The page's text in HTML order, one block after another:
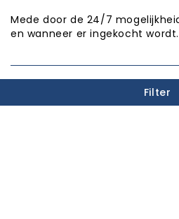
Mede door de 24/7
en wanneer er ingekocht wordt.
Filter